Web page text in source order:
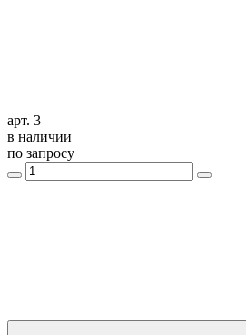
арт. 3
в наличии
по запросу